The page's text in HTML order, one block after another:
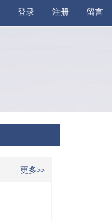
登录 注册 留言
更多>>